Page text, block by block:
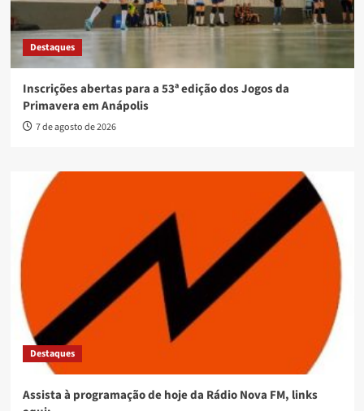
Destaques
Inscrições abertas para a 53ª edição dos Jogos da
Primavera em Anápolis
7 de agosto de 2026
Destaques
Assista à programação de hoje da Rádio Nova FM, links